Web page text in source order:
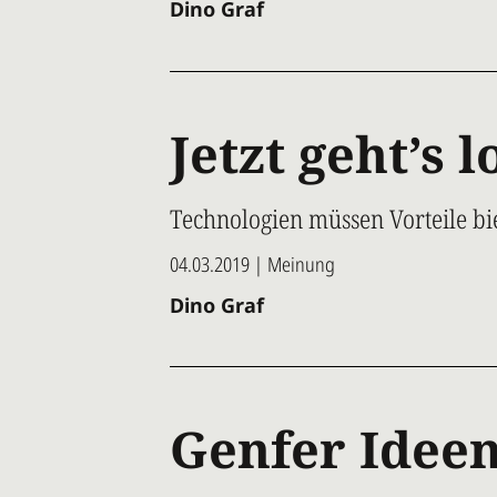
Dino Graf
Jetzt geht’s
Technologien müssen Vorteile
04.03.2019 | Meinung
Dino Graf
Genfer